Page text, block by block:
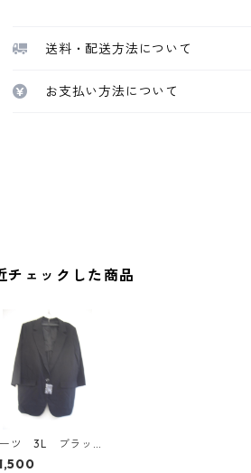
送料・配送方法について
お支払い方法について
チェックした商品
ツ 3L ブラッ
IY-4528